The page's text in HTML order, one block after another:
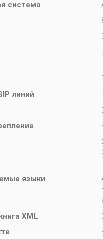
система
линий
языки
XML